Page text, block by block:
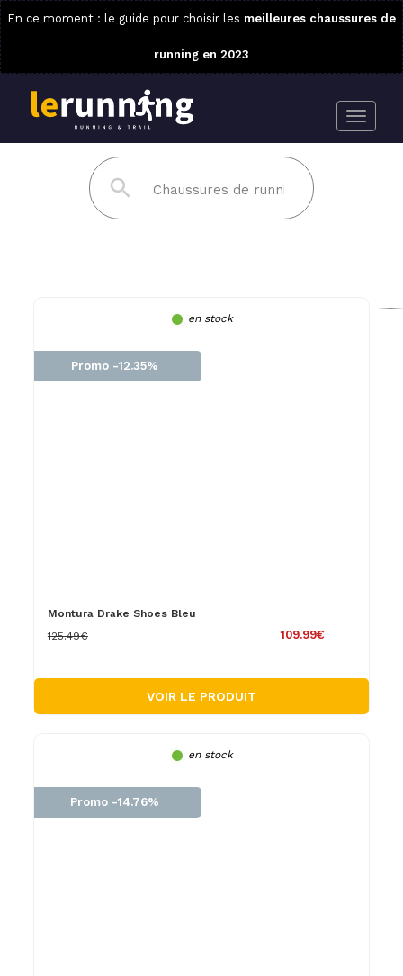
En ce moment : le guide pour choisir les meilleures chaussures de
running en 2023
en stock
Promo -12.35%
Montura Drake Shoes Bleu
109.99€
125.49€
VOIR LE PRODUIT
en stock
Promo -14.76%